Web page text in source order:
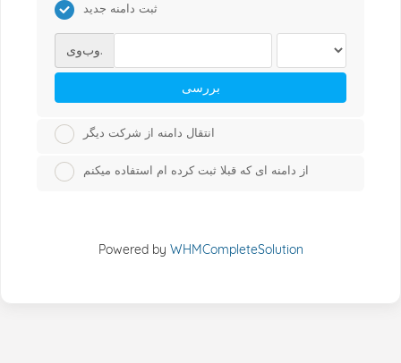
ثبت دامنه جدید
وب‌وی.
بررسی
انتقال دامنه از شرکت دیگر
از دامنه ای که قبلا ثبت کرده ام استفاده میکنم
Powered by WHMCompleteSolution